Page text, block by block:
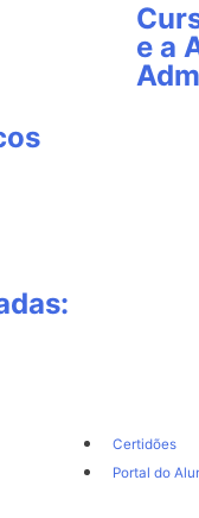
e a
Certidões
Portal do